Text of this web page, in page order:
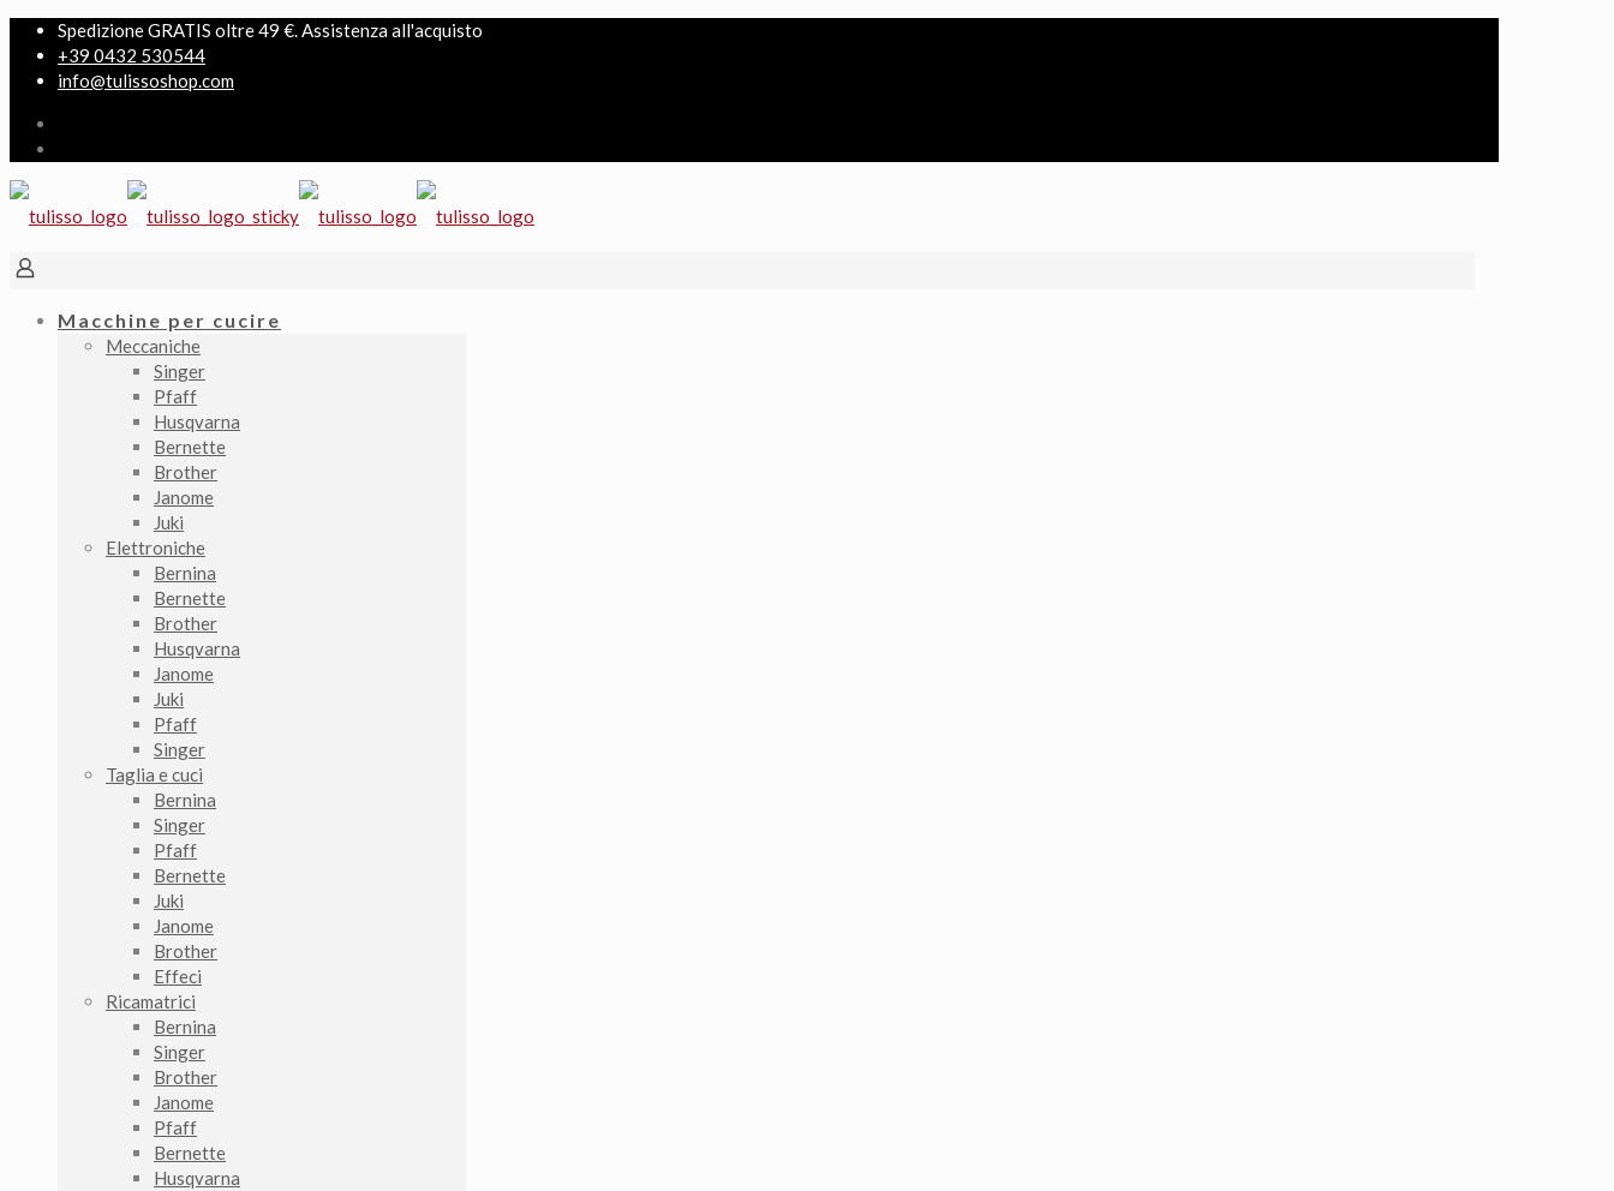
Spedizione GRATIS oltre 49 €. Assistenza all'acquisto
+39 0432 530544
info@tulissoshop.com
Macchine per cucire
Meccaniche
Singer
Pfaff
Husqvarna
Bernette
Brother
Janome
Juki
Elettroniche
Bernina
Bernette
Brother
Husqvarna
Janome
Juki
Pfaff
Singer
Taglia e cuci
Bernina
Singer
Pfaff
Bernette
Juki
Janome
Brother
Effeci
Ricamatrici
Bernina
Singer
Brother
Janome
Pfaff
Bernette
Husqvarna